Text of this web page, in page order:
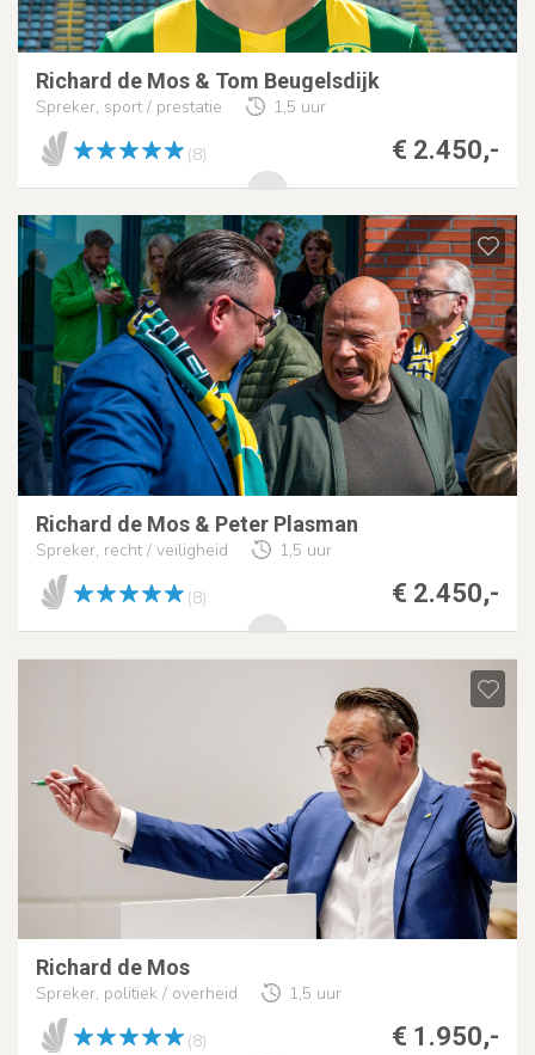
Richard de Mos & Tom Beugelsdijk
Spreker, sport / prestatie 1,5 uur
€ 2.450,-
(8)
Richard de Mos & Peter Plasman
Spreker, recht / veiligheid 1,5 uur
€ 2.450,-
(8)
Richard de Mos
Spreker, politiek / overheid 1,5 uur
€ 1.950,-
(8)